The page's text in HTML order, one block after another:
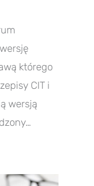
którego
CIT i
wersją